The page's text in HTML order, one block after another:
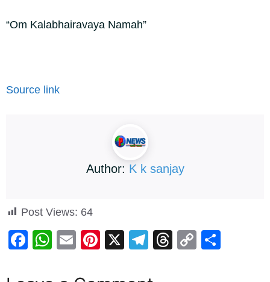
“Om Kalabhairavaya Namah”
Source link
Author: K k sanjay
Post Views: 64
F
W
E
Pi
X
T
T
C